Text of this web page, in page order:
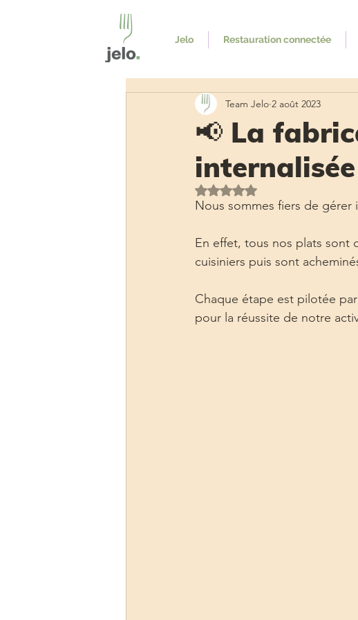
Jelo Restauration connectée
📢 La
internalisée
Team Jelo 2 août 2023
Noté NaN étoiles sur 5.
Nous sommes fiers de
En effet, tous nos plats sont
cuisiniers puis sont
Chaque étape est pilotée
pour la réussite de notre